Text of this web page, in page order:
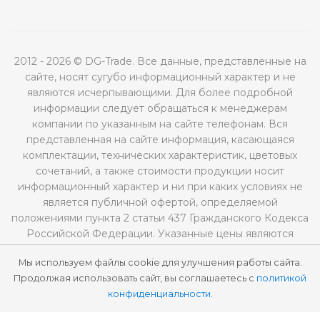
Мы используем файлы cookie для улучшения работы сайта.
Продолжая использовать сайт, вы соглашаетесь с политикой
конфиденциальности.
2012 - 2026 © DG-Trade. Все данные, представленные на
сайте, носят сугубо информационный характер и не
являются исчерпывающими. Для более подробной
информации следует обращаться к менеджерам
компании по указанным на сайте телефонам. Вся
представленная на сайте информация, касающаяся
комплектации, технических характеристик, цветовых
сочетаний, а также стоимости продукции носит
информационный характер и ни при каких условиях не
является публичной офертой, определяемой
положениями пункта 2 статьи 437 Гражданского Кодекса
Российской Федерации. Указанные цены являются
действительных цен.